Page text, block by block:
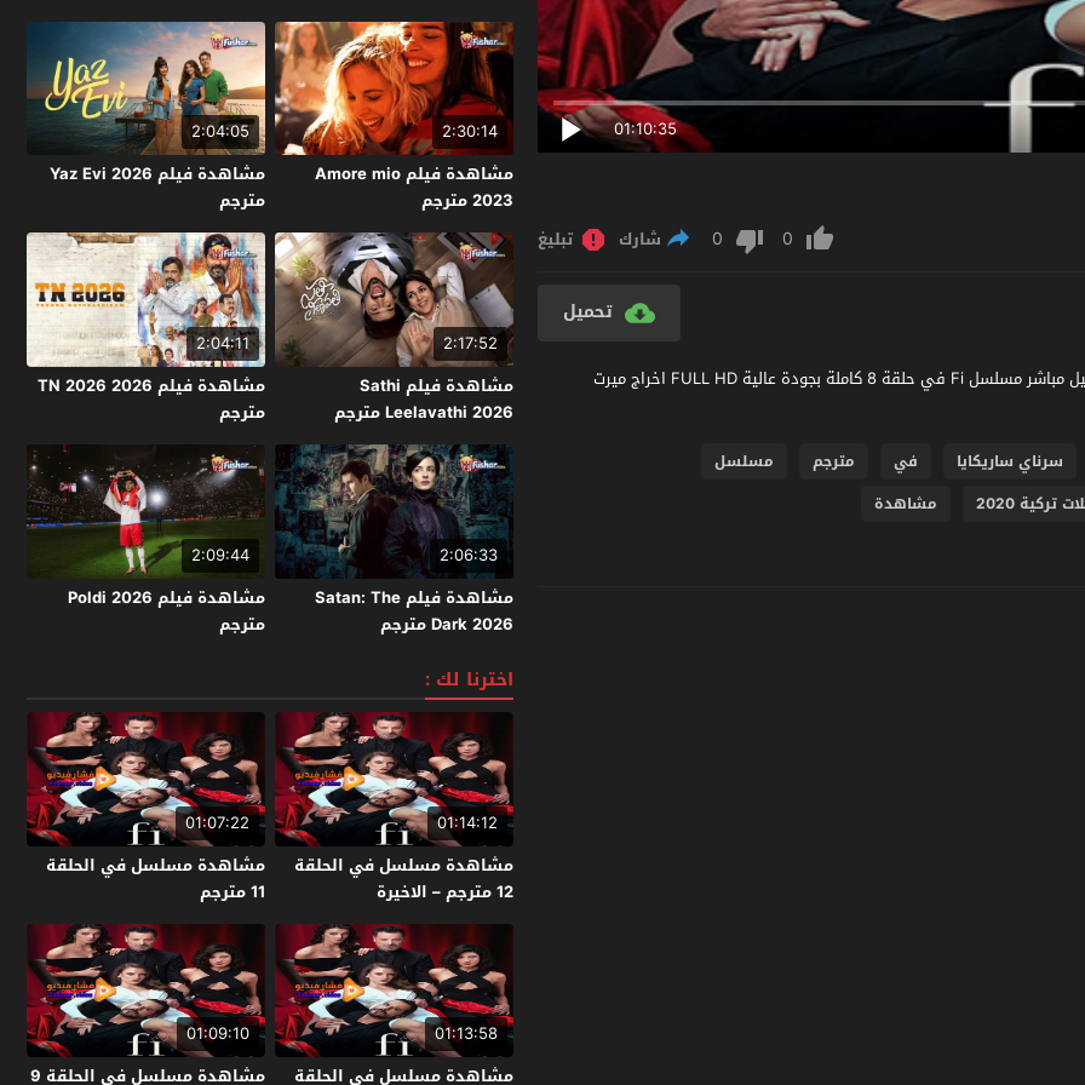
01:10:35
0
0 شارك تبليغ
تحميل
مشاهدة مسلسل في الحلقة 8 مترجم عربي اون لاين مشاهدة و تحميل مباشر مسلسل Fi في حلقة 8 كاملة بجودة عالية FULL HD اخراج ميرت
سرناي ساريكايا في مترجم
مسلسل
2020 مشاهدة
2:30:14
مشاهدة فيلم Amore mio
2023 مترجم
2:04:05
مشاهدة فيلم Yaz Evi 2026
مترجم
2:17:52
مشاهدة فيلم Sathi
Leelavathi 2026 مترجم
2:04:11
مشاهدة فيلم TN 2026 2026
مترجم
2:06:33
مشاهدة فيلم Satan: The
Dark 2026 مترجم
2:09:44
مشاهدة فيلم Poldi 2026
مترجم
اخترنا لك :
01:14:12
مشاهدة مسلسل في الحلقة
12 مترجم – الاخيرة
01:07:22
مشاهدة مسلسل في الحلقة
11 مترجم
01:13:58
مشاهدة مسلسل في الحلقة
01:09:10
مشاهدة مسلسل في الحلقة 9